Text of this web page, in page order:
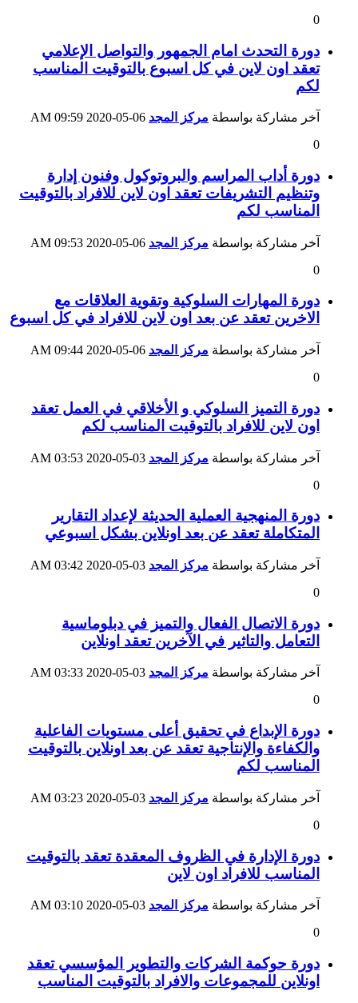
0
دورة التحدث امام الجمهور والتواصل الإعلامي
تعقد اون لاين في كل اسبوع بالتوقيت المناسب
لكم
آخر مشاركة بواسطة مركز المجد
09:59 AM
0
دورة أداب المراسم والبروتوكول وفنون إدارة
وتنظيم التشريفات تعقد اون لاين للافراد بالتوقيت
المناسب لكم
آخر مشاركة بواسطة مركز المجد
09:53 AM
0
دورة المهارات السلوكية وتقوية العلاقات مع
الاخرين تعقد عن بعد اون لاين للافراد في كل اسبوع
آخر مشاركة بواسطة مركز المجد
09:44 AM
0
دورة التميز السلوكي و الأخلاقي في العمل تعقد
اون لاين للافراد بالتوقيت المناسب لكم
آخر مشاركة بواسطة مركز المجد
03:53 AM
0
دورة المنهجية العملية الحديثة لإعداد التقارير
المتكاملة تعقد عن بعد اونلاين بشكل اسبوعي
آخر مشاركة بواسطة مركز المجد
03:42 AM
0
دورة الاتصال الفعال والتميز في دبلوماسية
التعامل والتاثير في الآخرين تعقد اونلاين
آخر مشاركة بواسطة مركز المجد
03:33 AM
0
دورة الإبداع في تحقيق أعلى مستويات الفاعلية
والكفاءة والإنتاجية تعقد عن بعد اونلاين بالتوقيت
المناسب لكم
آخر مشاركة بواسطة مركز المجد
03:23 AM
0
دورة الإدارة في الظروف المعقدة تعقد بالتوقيت
المناسب للافراد اون لاين
آخر مشاركة بواسطة مركز المجد
03:10 AM
0
دورة حوكمة الشركات والتطوير المؤسسي تعقد
اونلاين للمجموعات والافراد بالتوقيت المناسب